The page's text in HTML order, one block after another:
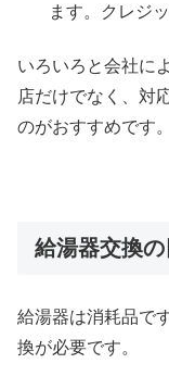
ます。クレジ
いろいろと会社に
店だけでなく、対
のがおすすめです。
給湯器交換の
給湯器は消耗品で
換が必要です。